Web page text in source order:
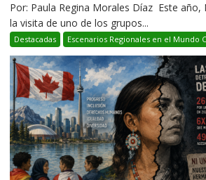
Por: Paula Regina Morales Díaz Este
la visita de uno de los grupos...
Destacadas Escenarios Regionales en el Mundo